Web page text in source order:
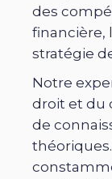
des
financière,
stratégie
Notre
droit et du
de